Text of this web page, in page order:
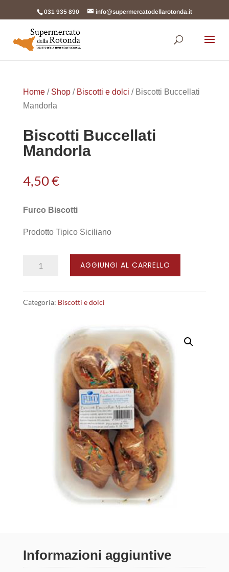
031 935 890 info@supermercatodellarotonda.it
Home/ Shop/ Biscotti e dolci / Biscotti Buccellati
Mandorla
Biscotti Buccellati
Mandorla
4,50€
Furco Biscotti
Prodotto Tipico Siciliano
Biscotti
quantità
AGGIUNGI AL CARRELLO
Categoria: Biscotti e dolci
Informazioni aggiuntive